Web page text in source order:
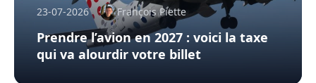
23-07-2026 François Piette
Prendre l’avion en 2027 : voici la taxe
qui va alourdir votre billet